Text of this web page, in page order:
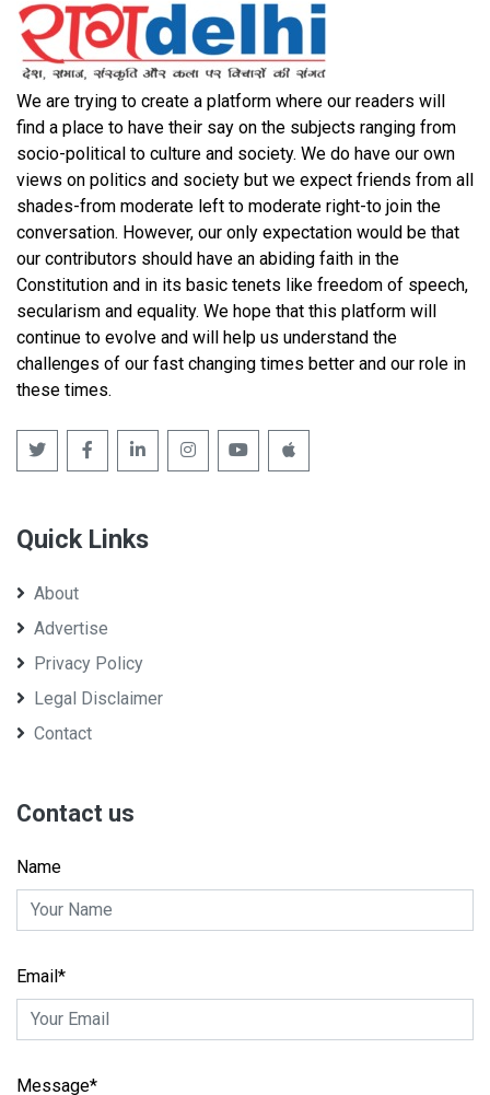
We are trying to create a platform where our readers will
find a place to have their say on the subjects ranging from
socio-political to culture and society. We do have our own
views on politics and society but we expect friends from all
shades-from moderate left to moderate right-to join the
conversation. However, our only expectation would be that
our contributors should have an abiding faith in the
Constitution and in its basic tenets like freedom of speech,
secularism and equality. We hope that this platform will
continue to evolve and will help us understand the
challenges of our fast changing times better and our role in
these times.
Quick Links
About
Advertise
Privacy Policy
Legal Disclaimer
Contact
Contact us
Name
Email*
Message*